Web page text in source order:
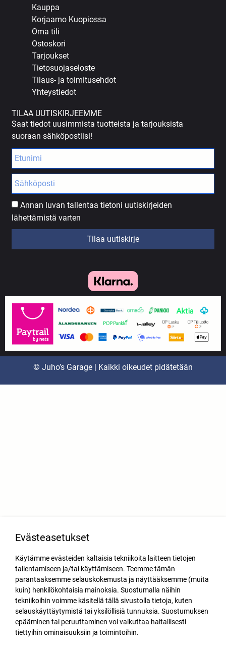
Kauppa
Korjaamo Kuopiossa
Oma tili
Ostoskori
Tarjoukset
Tietosuojaseloste
Tilaus- ja toimitusehdot
Yhteystiedot
TILAA UUTISKIRJEEMME
Saat tiedot uusimmista tuotteista ja tarjouksista
suoraan sähköpostiisi!
Annan luvan tallentaa tietoni uutiskirjeiden
lähettämistä varten
Tilaa uutiskirje
© Juho’s Garage | Kaikki oikeudet pidätetään
Evästeasetukset
Käytämme evästeiden kaltaisia tekniikoita laitteen tietojen
tallentamiseen ja/tai käyttämiseen. Teemme tämän
parantaaksemme selauskokemusta ja näyttääksemme (muita
kuin) henkilökohtaisia mainoksia. Suostumalla näihin
tekniikoihin voimme käsitellä tällä sivustolla tietoja, kuten
selauskäyttäytymistä tai yksilöllisiä tunnuksia. Suostumuksen
epääminen tai peruuttaminen voi vaikuttaa haitallisesti
tiettyihin ominaisuuksiin ja toimintoihin.